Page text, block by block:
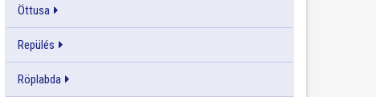
Öttusa
Repülés
Röplabda